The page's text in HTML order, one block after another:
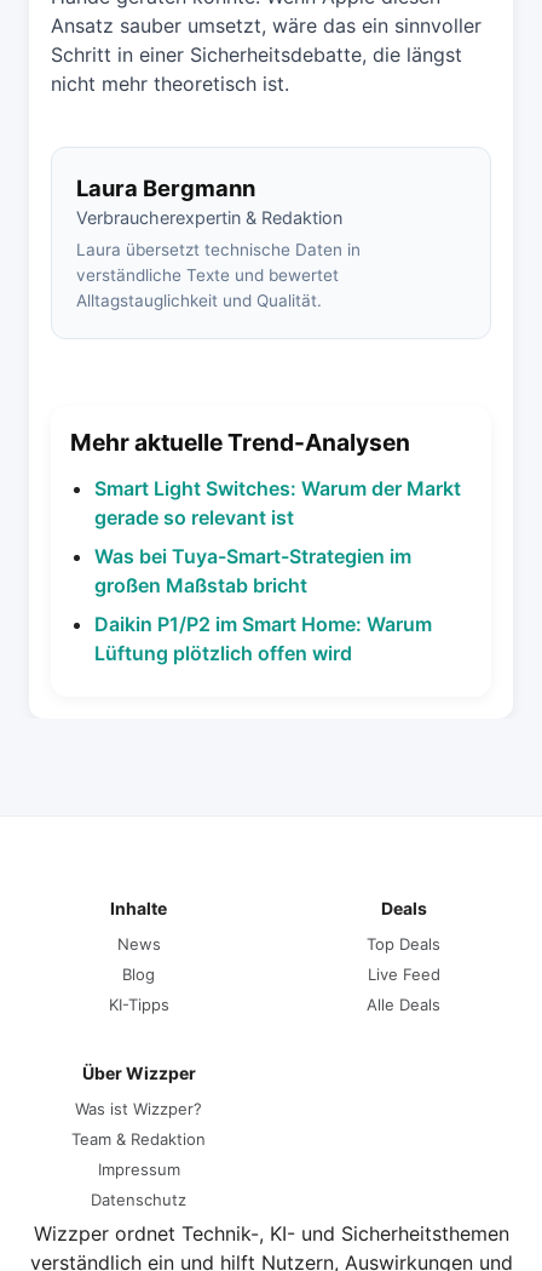
Ansatz sauber umsetzt, wäre das ein sinnvoller
Schritt in einer Sicherheitsdebatte, die längst
nicht mehr theoretisch ist.
Laura Bergmann
Verbraucherexpertin & Redaktion
Laura übersetzt technische Daten in
verständliche Texte und bewertet
Alltagstauglichkeit und Qualität.
Mehr aktuelle Trend-Analysen
Smart Light Switches: Warum der Markt
gerade so relevant ist
Was bei Tuya-Smart-Strategien im
großen Maßstab bricht
Daikin P1/P2 im Smart Home: Warum
Lüftung plötzlich offen wird
Inhalte
News
Blog
KI-Tipps
Deals
Top Deals
Live Feed
Alle Deals
Über Wizzper
Was ist Wizzper?
Team & Redaktion
Impressum
Datenschutz
Wizzper ordnet Technik-, KI- und Sicherheitsthemen
verständlich ein und hilft Nutzern, Auswirkungen und